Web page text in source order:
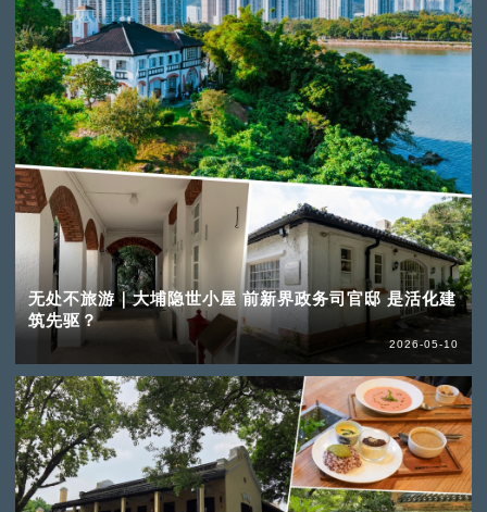
无处不旅游｜大埔隐世小屋 前新界政务司官邸 是活化建
筑先驱？
2026-05-10